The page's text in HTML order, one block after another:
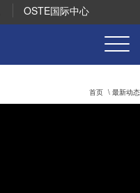
OSTE国际中心
首页 \ 最新动态